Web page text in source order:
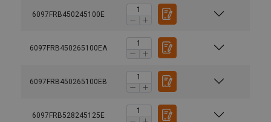
6097FRB450245100E
6097FRB450265100EA
6097FRB450265100EB
6097FRB528245125E